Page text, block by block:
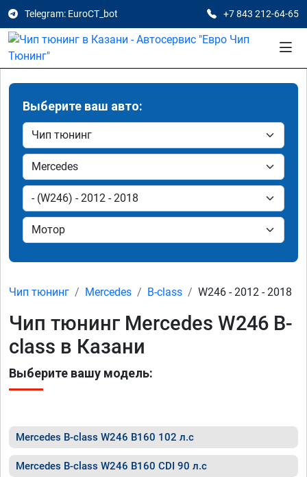
Telegram: EuroCT_bot +7 843 212-64-65
Выберите ваш авто:
Чип тюнинг Mercedes B-class W246 - 2012 - 2018
Чип тюнинг Mercedes W246 B-
class в Казани
Выберите вашу модель:
Mercedes B-class W246 B160 102 л.с
Mercedes B-class W246 B160 CDI 90 л.с